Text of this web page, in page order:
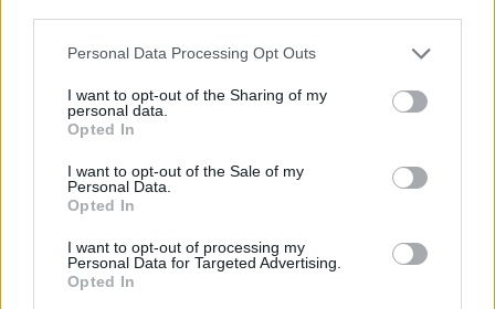
Please note that this website/app uses one or more Google
not limited to your visit or usage behaviour. You may click to
grant or deny consent to Google and its third-party tags to
use your data for below specified purposes in below Google
consent section.
Personal Data Processing Opt Outs
I want to opt-out of the Sharing of my
personal data.
Opted In
I want to opt-out of the Sale of my
Personal Data.
Opted In
I want to opt-out of processing my
Personal Data for Targeted Advertising.
Opted In